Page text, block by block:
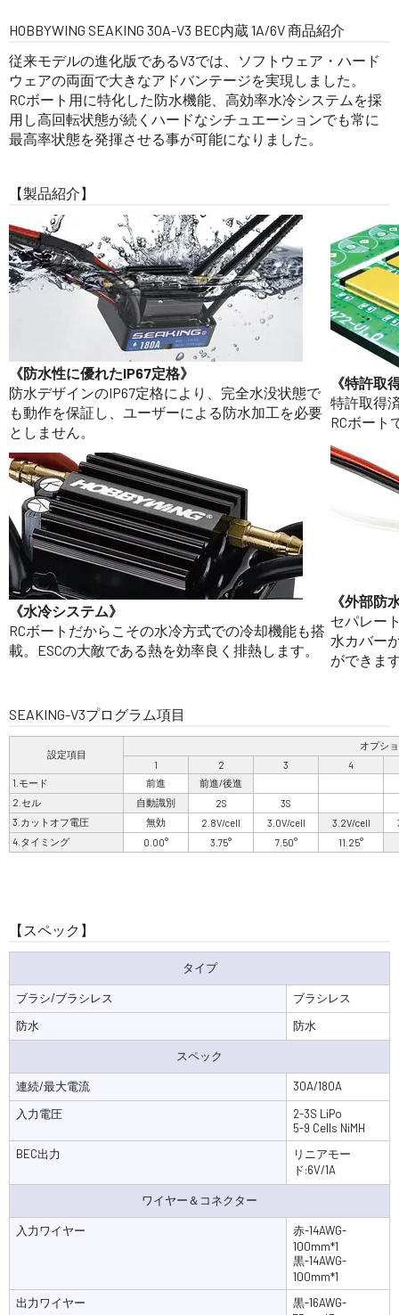
SEKIDO 会社概要
HOBBYWING SEAKING 30A-V3 BEC内蔵 1A/6V 商品紹介
従来モデルの進化版であるV3では、ソフトウェア・ハード
ウェアの両面で大きなアドバンテージを実現しました。
RCボート用に特化した防水機能、高効率水冷システムを採
用し高回転状態が続くハードなシチュエーションでも常に
最高率状態を発揮させる事が可能になりました。
【製品紹介】
《防水性に優れたIP67定格》
防水デザインのIP67定格により、完全水没状態で
も動作を保証し、ユーザーによる防水加工を必要
としません。
《特許取
特許取得
RCボート
《水冷システム》
RCボートだからこその水冷方式での冷却機能も搭
載。ESCの大敵である熱を効率良く排熱します。
《外部防
セパレー
水カバー
ができま
SEAKING-V3プログラム項目
設定項目
オプシ
1
2 3
4
1.モード
前進
前進/後進
2.セル
自動識別 2S
3S
3.カットオフ電圧
無効 2.8V/cell 3.0V/cell 3.2V/cell
4.タイミング
0.00° 3.75° 7.50° 11.25°
【スペック】
タイプ
ブラシ/ブラシレス
ブラシレス
防水
防水
スペック
連続/最大電流
30A/180A
入力電圧
2-3S LiPo
5-9 Cells NiMH
BEC出力
リニアモー
ド:6V/1A
ワイヤー＆コネクター
入力ワイヤー
赤-14AWG-
100mm*1
黒-14AWG-
100mm*1
出力ワイヤー
黒-16AWG-